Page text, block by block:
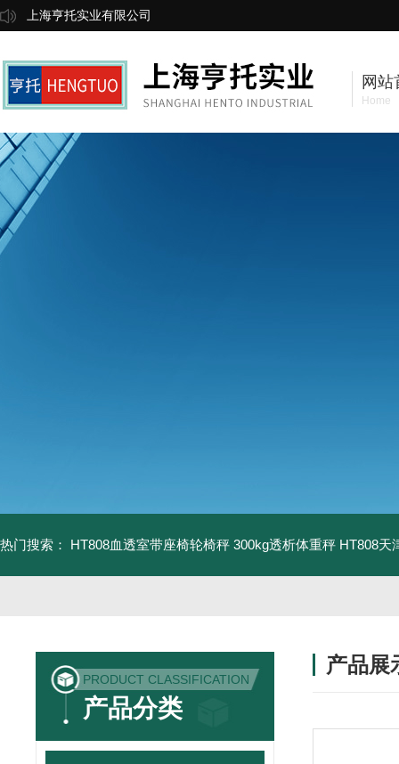
上海亨托实业有限公司
网站
Home
热门搜索： HT808血透室带座椅轮椅秤 300kg透析体重秤 HT808天
PRODUCT CLASSIFICATION
产品分类
产品展